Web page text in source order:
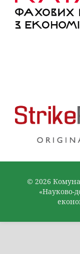
© 2026
«Науково-